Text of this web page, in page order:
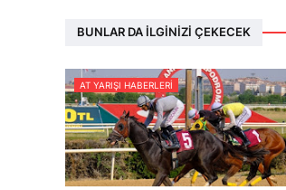
BUNLAR DA İLGINIZI ÇEKECEK
AT YARIŞI HABERLERI